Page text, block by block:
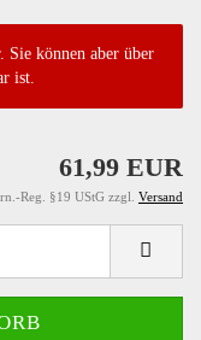
können aber über
ist.
61,99 EUR
Reg. §19 UStG zzgl. Versand